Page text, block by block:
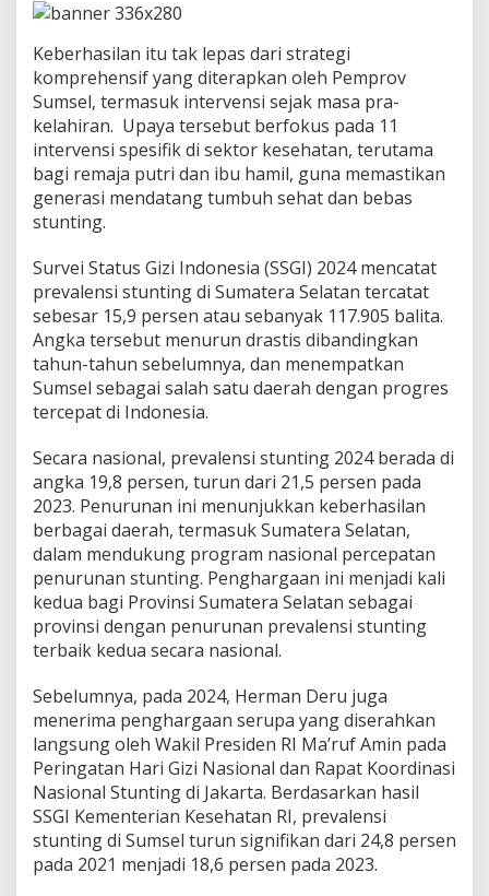
D
e
r
u
R
i
h
n
g
h
a
r
g
a
a
a
r
M
e
n
k
o
M
K
Keberhasilan itu tak lepas dari strategi
komprehensif yang diterapkan oleh Pemprov
Sumsel, termasuk intervensi sejak masa pra-
kelahiran. Upaya tersebut berfokus pada 11
intervensi spesifik di sektor kesehatan, terutama
bagi remaja putri dan ibu hamil, guna memastikan
generasi mendatang tumbuh sehat dan bebas
stunting.
Survei Status Gizi Indonesia (SSGI) 2024 mencatat
prevalensi stunting di Sumatera Selatan tercatat
sebesar 15,9 persen atau sebanyak 117.905 balita.
Angka tersebut menurun drastis dibandingkan
tahun-tahun sebelumnya, dan menempatkan
Sumsel sebagai salah satu daerah dengan progres
tercepat di Indonesia.
Secara nasional, prevalensi stunting 2024 berada di
angka 19,8 persen, turun dari 21,5 persen pada
2023. Penurunan ini menunjukkan keberhasilan
berbagai daerah, termasuk Sumatera Selatan,
dalam mendukung program nasional percepatan
penurunan stunting. Penghargaan ini menjadi kali
kedua bagi Provinsi Sumatera Selatan sebagai
provinsi dengan penurunan prevalensi stunting
terbaik kedua secara nasional.
Sebelumnya, pada 2024, Herman Deru juga
menerima penghargaan serupa yang diserahkan
langsung oleh Wakil Presiden RI Ma’ruf Amin pada
Peringatan Hari Gizi Nasional dan Rapat Koordinasi
Nasional Stunting di Jakarta. Berdasarkan hasil
SSGI Kementerian Kesehatan RI, prevalensi
stunting di Sumsel turun signifikan dari 24,8 persen
pada 2021 menjadi 18,6 persen pada 2023.